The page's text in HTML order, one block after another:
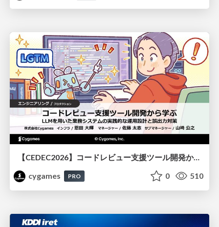
【CEDEC2026】コードレビュー支援ツール開発から学ぶ：LLMを用いた業務システムの実践的な運用設計と誤出力対策
cygames
PRO 0 510